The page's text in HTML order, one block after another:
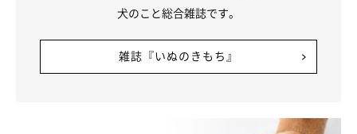
犬のこと総合雑誌です。
雑誌『いぬのきもち』